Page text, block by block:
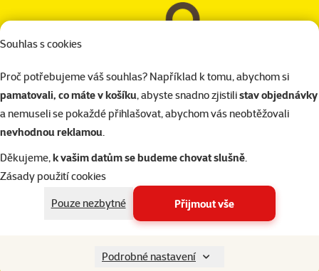
Souhlas s cookies
Proč potřebujeme váš souhlas? Například k tomu, abychom si
pamatovali, co máte v košíku, abyste snadno zjistilistav objednávky
a nemuseli se pokaždé přihlašovat, abychom vás neobtěžovali
nevhodnou reklamou.
Děkujeme,k vašim datům se budeme chovat slušně.
Zásady použití cookies
Pouze nezbytné
Přijmout vše
Podrobné nastavení
Jak se stát členem?
můžete zdarma registrovat do
Z pohodlí domova
provedete na této stránce. Po